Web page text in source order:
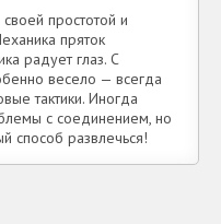
простотой и
пряток
радует глаз. С
весело — всегда
тактики. Иногда
с соединением, но
способ развлечься!